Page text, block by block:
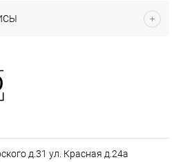
д.31 ул. Красная д.24а